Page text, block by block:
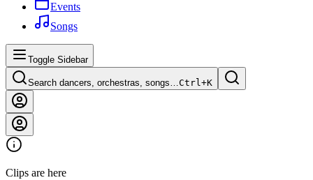
Events
Songs
Toggle Sidebar
Search dancers, orchestras, songs…Ctrl+K
Clips are here